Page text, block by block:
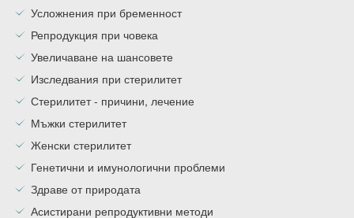
Усложнения при бременност
Репродукция при човека
Увеличаване на шансовете
Изследвания при стерилитет
Стерилитет - причини, лечение
Мъжки стерилитет
Женски стерилитет
Генетични и имунологични проблеми
Здраве от природата
Асистирани репродуктивни методи